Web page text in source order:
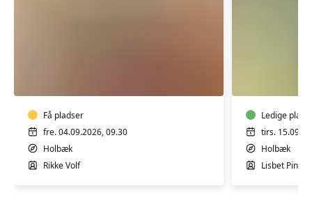
Få pladser
fre. 04.09.2026, 09.30
Holbæk
Rikke Volf
Ledige
tirs.
Holbæk
Lisbet